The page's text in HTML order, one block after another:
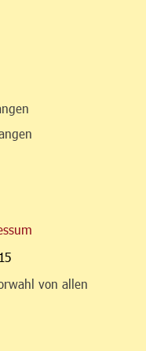
von allen